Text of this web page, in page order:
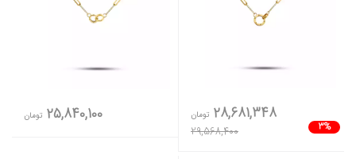
3%
28,681,348 تومان
29,568,400
25,840,100 تومان